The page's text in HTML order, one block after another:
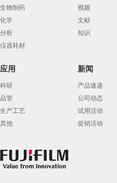
生物制药
化学
分析
仪器耗材
视频
文献
知识
应用
科研
品管
生产工艺
其他
新闻
产品速递
公司动态
试用活动
促销活动